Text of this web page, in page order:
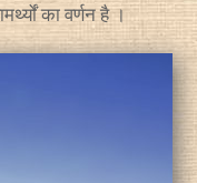
का वर्णन है ।